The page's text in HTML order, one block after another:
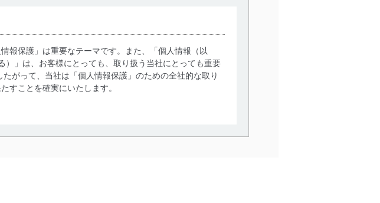
報保護」は重要なテーマです。また、「個人情報（以
」は、お客様にとっても、取り扱う当社にとっても重要
がって、当社は「個人情報保護」のための全社的な取り
すことを確実にいたします。
し、本人の同意を得たうえで利用目的の達成に必要な範